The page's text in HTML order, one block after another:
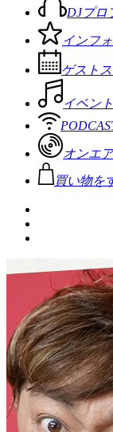
DJプロ
インフ
ゲスト
イベン
オンエ
買い物を